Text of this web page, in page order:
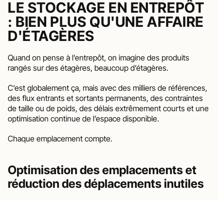
LE STOCKAGE EN ENTREPÔT
: BIEN PLUS QU'UNE AFFAIRE
D'ÉTAGÈRES
Quand on pense à l’entrepôt, on imagine des produits
rangés sur des étagères, beaucoup d’étagères.
C’est globalement ça, mais avec des milliers de références,
des flux entrants et sortants permanents, des contraintes
de taille ou de poids, des délais extrêmement courts et une
optimisation continue de l’espace disponible.
Chaque emplacement compte.
Optimisation des emplacements et
réduction des déplacements inutiles